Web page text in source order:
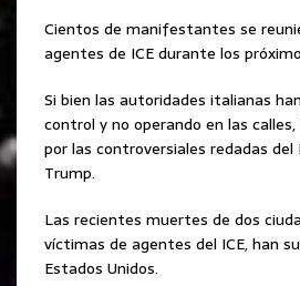
Cientos de manifestantes se
agentes de ICE durante los
Si bien las autoridades italianas
control y no operando en las
por las controversiales redadas
Trump.
Las recientes muertes de dos
víctimas de agentes del ICE, han
Estados Unidos.